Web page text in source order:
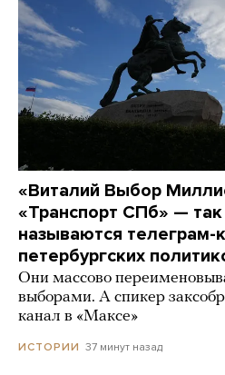
«Виталий Выбор
«Транспорт СПб» — так
называются телеграм-
петербургских
Они массово
выборами. А спикер
канал в «Максе»
ИСТОРИИ 37 минут назад